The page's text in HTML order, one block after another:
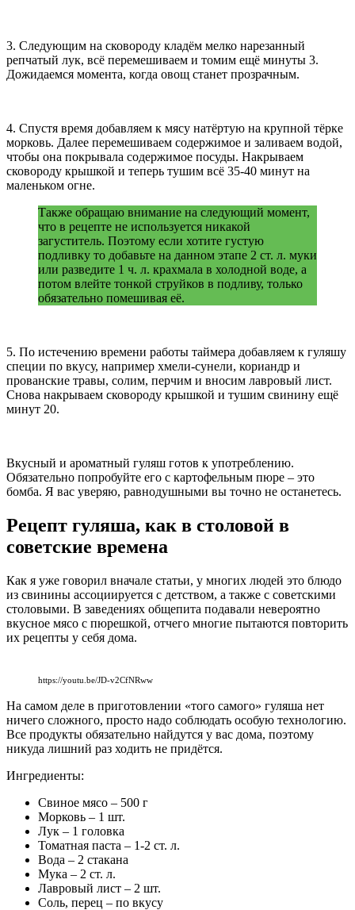
3. Следующим на сковороду кладём мелко нарезанный
репчатый лук, всё перемешиваем и томим ещё минуты 3.
Дожидаемся момента, когда овощ станет прозрачным.
4. Спустя время добавляем к мясу натёртую на крупной тёрке
морковь. Далее перемешиваем содержимое и заливаем водой,
чтобы она покрывала содержимое посуды. Накрываем
сковороду крышкой и теперь тушим всё 35-40 минут на
маленьком огне.
Также обращаю внимание на следующий момент,
что в рецепте не используется никакой
загуститель. Поэтому если хотите густую
подливку то добавьте на данном этапе 2 ст. л. муки
или разведите 1 ч. л. крахмала в холодной воде, а
потом влейте тонкой струйков в подливу, только
обязательно помешивая её.
5. По истечению времени работы таймера добавляем к гуляшу
специи по вкусу, например хмели-сунели, кориандр и
прованские травы, солим, перчим и вносим лавровый лист.
Снова накрываем сковороду крышкой и тушим свинину ещё
минут 20.
Вкусный и ароматный гуляш готов к употреблению.
Обязательно попробуйте его с картофельным пюре – это
бомба. Я вас уверяю, равнодушными вы точно не останетесь.
Рецепт гуляша, как в столовой в
советские времена
Как я уже говорил вначале статьи, у многих людей это блюдо
из свинины ассоциируется с детством, а также с советскими
столовыми. В заведениях общепита подавали невероятно
вкусное мясо с пюрешкой, отчего многие пытаются повторить
их рецепты у себя дома.
https://youtu.be/JD-v2CfNRww
На самом деле в приготовлении «того самого» гуляша нет
ничего сложного, просто надо соблюдать особую технологию.
Все продукты обязательно найдутся у вас дома, поэтому
никуда лишний раз ходить не придётся.
Ингредиенты:
Свиное мясо – 500 г
Морковь – 1 шт.
Лук – 1 головка
Томатная паста – 1-2 ст. л.
Вода – 2 стакана
Мука – 2 ст. л.
Лавровый лист – 2 шт.
Соль, перец – по вкусу